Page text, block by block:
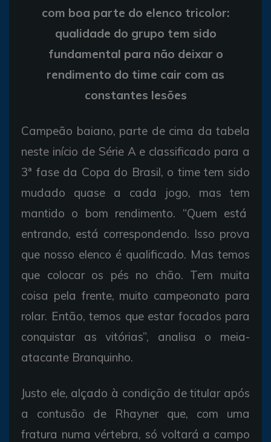
com boa parte do elenco tricolor:
qualidade do grupo tem sido
fundamental para não deixar o
rendimento do time cair com as
constantes lesões
Campeão baiano, parte de cima da tabela
neste início de Série A e classificado para a
3ª fase da Copa do Brasil, o time tem sido
mudado quase a cada jogo, mas tem
mantido o bom rendimento. “Quem está
entrando, está correspondendo. Isso prova
que nosso elenco é qualificado. Mas temos
que colocar os pés no chão. Tem muita
coisa pela frente, muito campeonato para
rolar. Então, temos que estar focados para
conquistar as vitórias”, analisa o meia-
atacante Branquinho.
Justo ele, alçado à condição de titular após
a contusão de Rhayner que, com uma
fratura numa vértebra, só voltará a campo